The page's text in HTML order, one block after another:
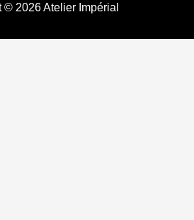
© 2026 Atelier Impérial